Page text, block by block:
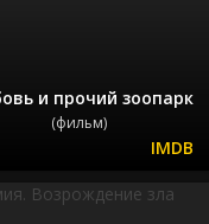
и прочий зоопарк
(фильм)